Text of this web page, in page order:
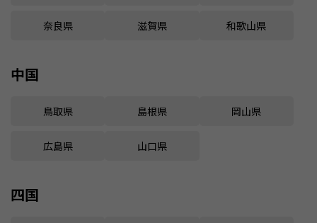
奈良県 滋賀県 和歌山県
中国
鳥取県 島根県 岡山県
広島県 山口県
四国